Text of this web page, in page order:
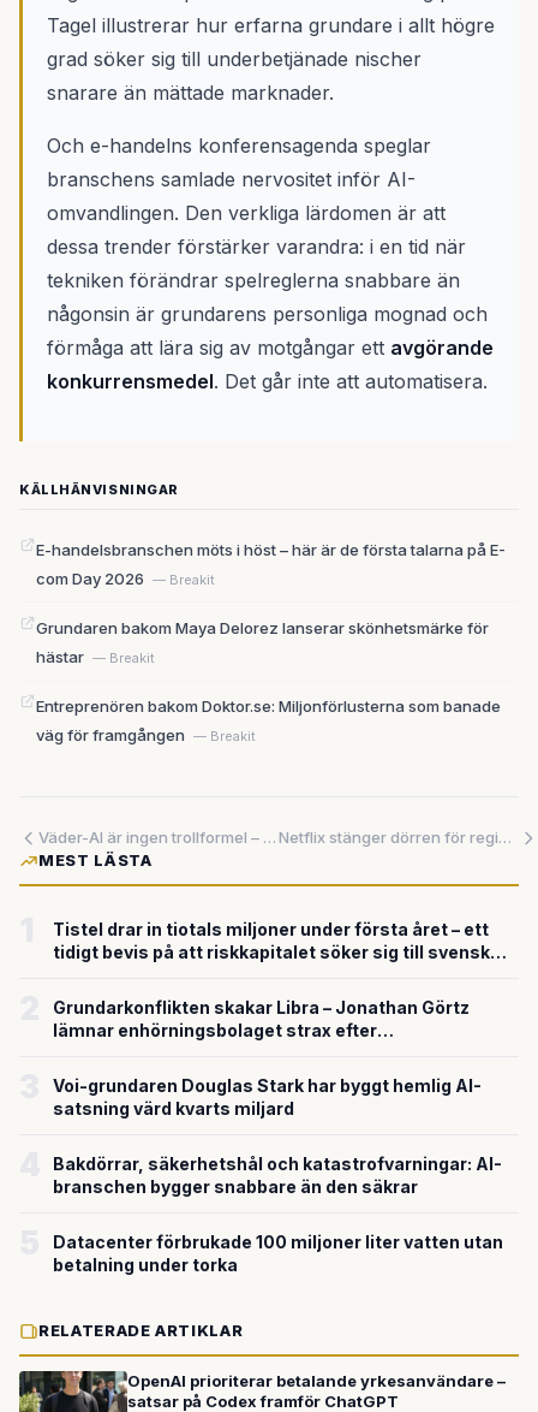
Tagel illustrerar hur erfarna grundare i allt högre
grad söker sig till underbetjänade nischer
snarare än mättade marknader.
Och e-handelns konferensagenda speglar
branschens samlade nervositet inför AI-
omvandlingen. Den verkliga lärdomen är att
dessa trender förstärker varandra: i en tid när
tekniken förändrar spelreglerna snabbare än
någonsin är grundarens personliga mognad och
förmåga att lära sig av motgångar ett avgörande
konkurrensmedel. Det går inte att automatisera.
KÄLLHÄNVISNINGAR
E-handelsbranschen möts i höst – här är de första talarna på E-
com Day 2026 — Breakit
Grundaren bakom Maya Delorez lanserar skönhetsmärke för
hästar — Breakit
Entreprenören bakom Doktor.se: Miljonförlusterna som banade
väg för framgången — Breakit
Väder-AI är ingen trollformel – det är gammaldags mönsterigenkänning med ny glans
Netflix stänger dörren för regissörer som kräver biopremiär
MEST LÄSTA
Tistel drar in tiotals miljoner under första året – ett
tidigt bevis på att riskkapitalet söker sig till svensk
Grundarkonflikten skakar Libra – Jonathan Görtz
lämnar enhörningsbolaget strax efter
Voi-grundaren Douglas Stark har byggt hemlig AI-
satsning värd kvarts miljard
Bakdörrar, säkerhetshål och katastrofvarningar: AI-
branschen bygger snabbare än den säkrar
Datacenter förbrukade 100 miljoner liter vatten utan
betalning under torka
RELATERADE ARTIKLAR
OpenAI prioriterar betalande yrkesanvändare –
satsar på Codex framför ChatGPT